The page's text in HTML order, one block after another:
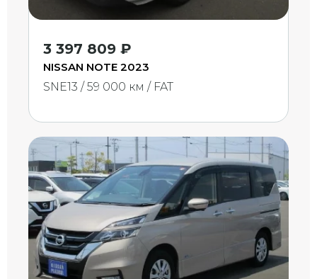
3 397 809 ₽
NISSAN NOTE 2023
SNE13 / 59 000 км / FAT